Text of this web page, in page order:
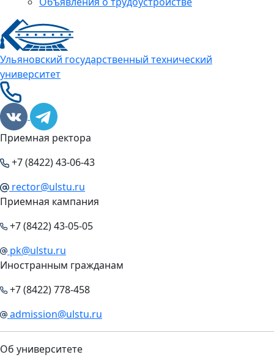
Ульяновский государственный технический
университет
Приемная ректора
+7 (8422) 43-06-43
rector@ulstu.ru
Приемная кампания
+7 (8422) 43-05-05
pk@ulstu.ru
Иностранным гражданам
+7 (8422) 778-458
admission@ulstu.ru
Об университете